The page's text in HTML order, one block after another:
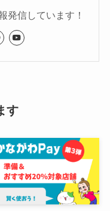
発信しています！
す